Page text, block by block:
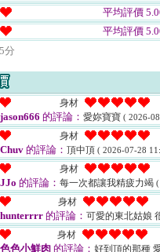
平均評價
平均評價
分
身材
jason666 的評論： 愛妳寶寶 ( 2026-
身材
Chuv 的評論： 頂中頂 ( 2026-07-28
身材
JJo 的評論： 每一次都讓我精疲力竭
身材
hunterrrr 的評論： 可愛的東北姑娘
身材
色色小鮮肉 的評論： 好到頂的那種